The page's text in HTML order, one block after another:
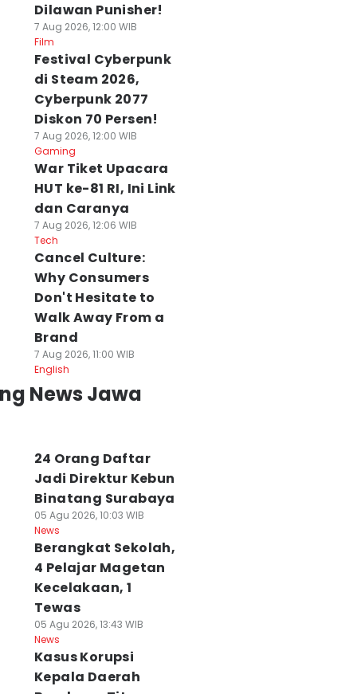
Dilawan Punisher!
7 Aug 2026, 12:00 WIB
Film
Festival Cyberpunk
di Steam 2026,
Cyberpunk 2077
Diskon 70 Persen!
7 Aug 2026, 12:00 WIB
Gaming
War Tiket Upacara
HUT ke-81 RI, Ini Link
dan Caranya
7 Aug 2026, 12:06 WIB
Tech
Cancel Culture:
Why Consumers
Don't Hesitate to
Walk Away From a
Brand
7 Aug 2026, 11:00 WIB
English
News Jawa
24 Orang Daftar
Jadi Direktur Kebun
Binatang Surabaya
05 Agu 2026, 10:03 WIB
News
Berangkat Sekolah,
4 Pelajar Magetan
Kecelakaan, 1
Tewas
05 Agu 2026, 13:43 WIB
News
Kasus Korupsi
Kepala Daerah